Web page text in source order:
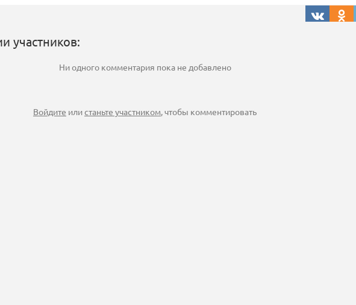
участников:
Ни одного комментария пока не добавлено
Войдите илистаньте участником, чтобы комментировать